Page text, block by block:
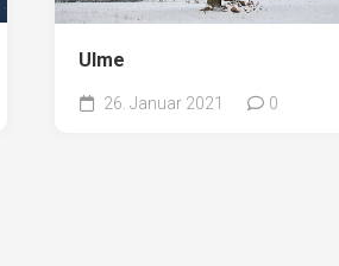
Ulme
26. Januar 2021 0